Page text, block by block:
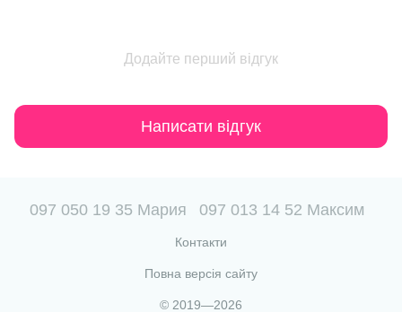
Додайте перший відгук
Написати відгук
097 050 19 35 Мария 097 013 14 52 Максим
Контакти
Повна версія сайту
© 2019—2026